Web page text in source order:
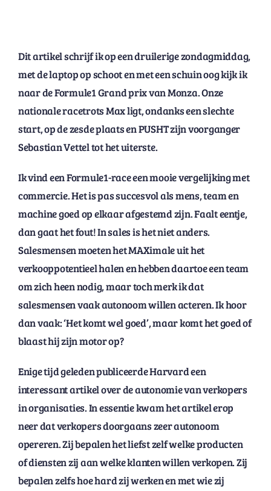
Dit artikel schrijf ik op een druilerige zondagmiddag,
met de laptop op schoot en met een schuin oog kijk ik
naar de Formule1 Grand prix van Monza. Onze
nationale racetrots Max ligt, ondanks een slechte
start, op de zesde plaats en PUSHT zijn voorganger
Sebastian Vettel tot het uiterste.
Ik vind een Formule1-race een mooie vergelijking met
commercie. Het is pas succesvol als mens, team en
machine goed op elkaar afgestemd zijn. Faalt eentje,
dan gaat het fout! In sales is het niet anders.
Salesmensen moeten het MAXimale uit het
verkooppotentieel halen en hebben daartoe een team
om zich heen nodig, maar toch merk ik dat
salesmensen vaak autonoom willen acteren. Ik hoor
dan vaak: ‘Het komt wel goed’, maar komt het goed of
blaast hij zijn motor op?
Enige tijd geleden publiceerde Harvard een
interessant artikel over de autonomie van verkopers
in organisaties. In essentie kwam het artikel erop
neer dat verkopers doorgaans zeer autonoom
opereren. Zij bepalen het liefst zelf welke producten
of diensten zij aan welke klanten willen verkopen. Zij
bepalen zelfs hoe hard zij werken en met wie zij